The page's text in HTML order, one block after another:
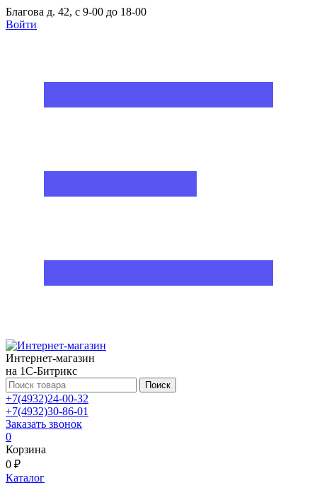
Благова д. 42, с 9-00 до 18-00
Войти
Интернет-магазин
на 1С-Битрикс
Поиск
+7(4932)24-00-32
+7(4932)30-86-01
Заказать звонок
0
Корзина
0 ₽
Каталог